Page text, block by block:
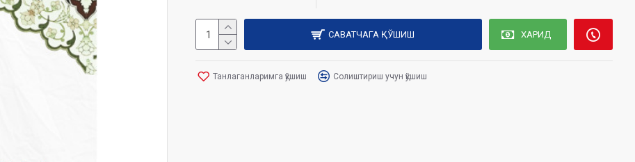
САВАТЧАГА ҚЎШИШ ХАРИД
Танлаганларимга қўшиш Солиштириш учун қўшиш